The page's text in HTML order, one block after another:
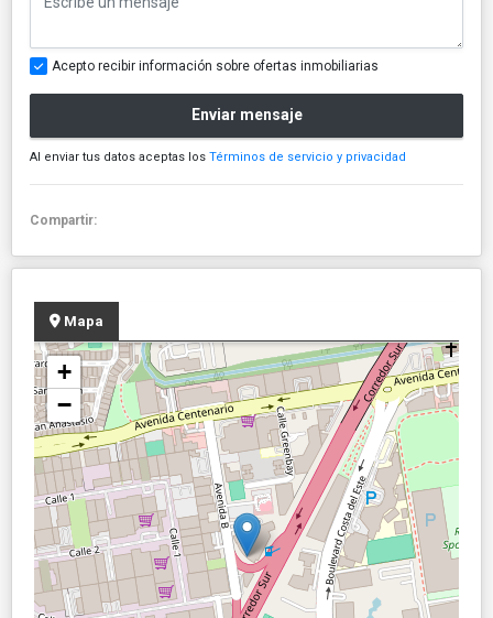
Acepto recibir información sobre ofertas inmobiliarias
Enviar mensaje
Al enviar tus datos aceptas los Términos de servicio y privacidad
Compartir:
Mapa
+
−